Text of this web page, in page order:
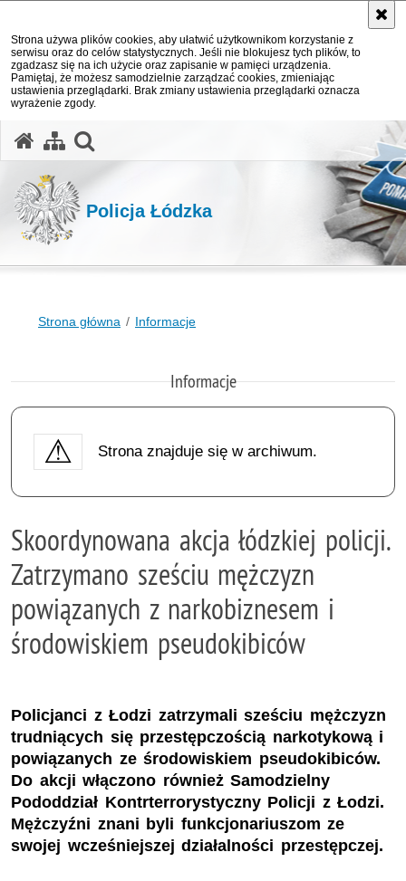
Strona używa plików cookies, aby ułatwić użytkownikom korzystanie z
serwisu oraz do celów statystycznych. Jeśli nie blokujesz tych plików, to
zgadzasz się na ich użycie oraz zapisanie w pamięci urządzenia.
Pamiętaj, że możesz samodzielnie zarządzać cookies, zmieniając
ustawienia przeglądarki. Brak zmiany ustawienia przeglądarki oznacza
wyrażenie zgody.
Policja Łódzka
Strona główna Informacje
Informacje
Strona znajduje się w archiwum.
Skoordynowana akcja łódzkiej policji.
Zatrzymano sześciu mężczyzn
powiązanych z narkobiznesem i
środowiskiem pseudokibiców
Policjanci z Łodzi zatrzymali sześciu mężczyzn
trudniących się przestępczością narkotykową i
powiązanych ze środowiskiem pseudokibiców.
Do akcji włączono również Samodzielny
Pododdział Kontrterrorystyczny Policji z Łodzi.
Mężczyźni znani byli funkcjonariuszom ze
swojej wcześniejszej działalności przestępczej.